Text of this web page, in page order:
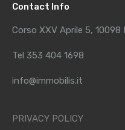
Contact Info
Corso XXV Aprile 5, 10098
Tel 353 404 1698
info@immobilis.it
PRIVACY POLICY